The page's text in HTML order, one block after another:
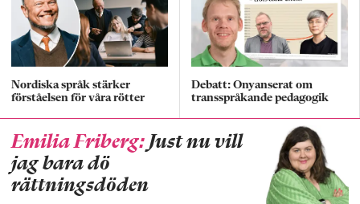
Nordiska språk stärker
förståelsen för våra rötter
Debatt: Onyanserat om
transspråkande pedagogik
Emilia Friberg: Just nu vill
jag bara dö
rättningsdöden